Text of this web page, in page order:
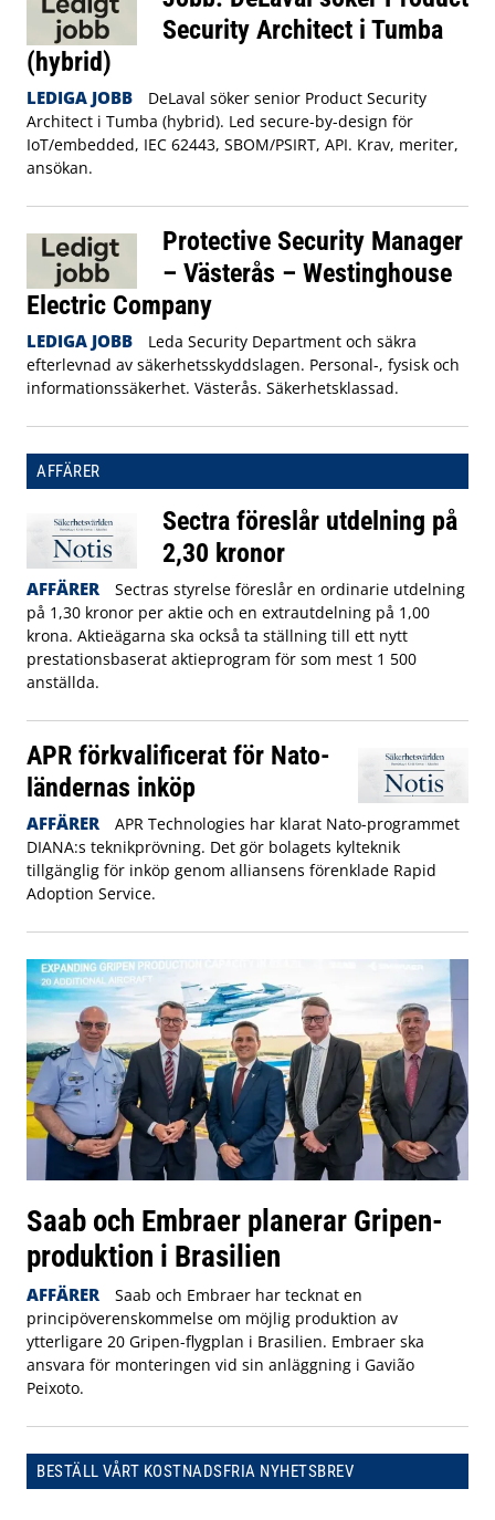
Security Architect i Tumba
(hybrid)
LEDIGA JOBB
DeLaval söker senior Product Security
Architect i Tumba (hybrid). Led secure-by-design för
IoT/embedded, IEC 62443, SBOM/PSIRT, API. Krav, meriter,
ansökan.
Protective Security Manager
– Västerås – Westinghouse
Electric Company
LEDIGA JOBB
Leda Security Department och säkra
efterlevnad av säkerhetsskyddslagen. Personal-, fysisk och
informationssäkerhet. Västerås. Säkerhetsklassad.
AFFÄRER
Sectra föreslår utdelning på
2,30 kronor
AFFÄRER
Sectras styrelse föreslår en ordinarie utdelning
på 1,30 kronor per aktie och en extrautdelning på 1,00
krona. Aktieägarna ska också ta ställning till ett nytt
prestationsbaserat aktieprogram för som mest 1 500
anställda.
APR förkvalificerat för Nato-
ländernas inköp
AFFÄRER
APR Technologies har klarat Nato-programmet
DIANA:s teknikprövning. Det gör bolagets kylteknik
tillgänglig för inköp genom alliansens förenklade Rapid
Adoption Service.
Saab och Embraer planerar Gripen-
produktion i Brasilien
AFFÄRER
Saab och Embraer har tecknat en
principöverenskommelse om möjlig produktion av
ytterligare 20 Gripen-flygplan i Brasilien. Embraer ska
ansvara för monteringen vid sin anläggning i Gavião
Peixoto.
BESTÄLL VÅRT KOSTNADSFRIA NYHETSBREV